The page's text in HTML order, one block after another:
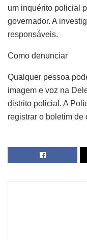
um inquérito policial
governador. A
responsáveis.
Como denunciar
Qualquer pessoa
imagem e voz na
distrito policial. A
registrar o boletim de